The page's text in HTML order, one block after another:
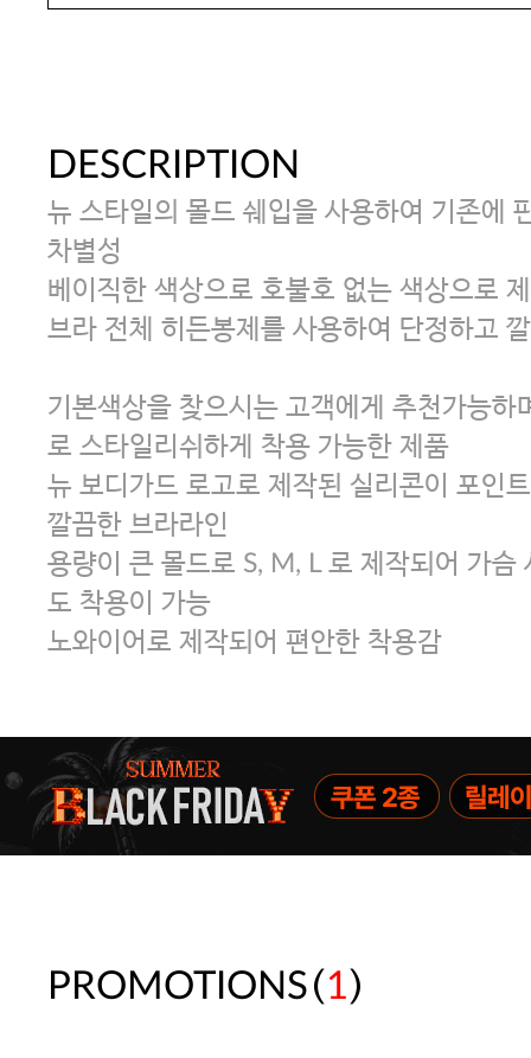
DESCRIPTION
뉴 스타일의 몰드 쉐입을 사용하여 기존에
차별성
베이직한 색상으로 호불호 없는 색상으로
브라 전체 히든봉제를 사용하여 단정하고
기본색상을 찾으시는 고객에게 추천가능하
로 스타일리쉬하게 착용 가능한 제품
뉴 보디가드 로고로 제작된 실리콘이 포인
깔끔한 브라라인
용량이 큰 몰드로 S, M, L 로 제작되어 가슴
도 착용이 가능
노와이어로 제작되어 편안한 착용감
PROMOTIONS(1)